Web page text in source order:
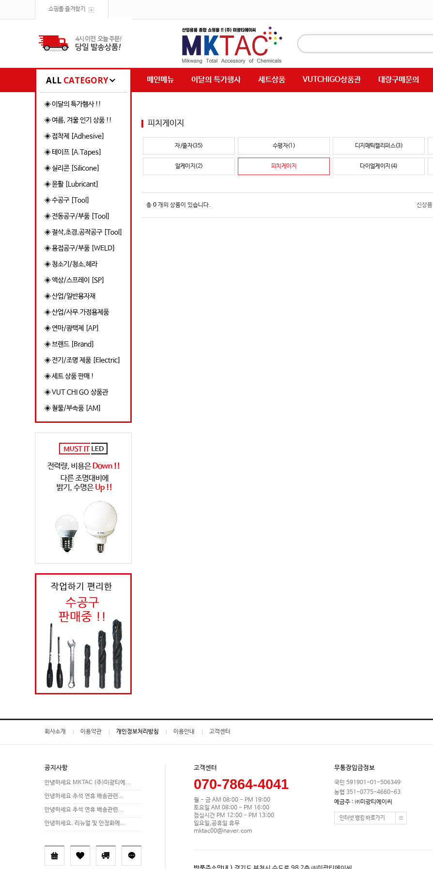
쇼핑몰 즐겨찾기
ALL CATEGORY 메인메뉴 이달의 특가행사 세트상품 VUTCHIGO상품관 대량구매문의
◈ 이달의 특가행사 !!
◈ 여름, 겨울 인기 상품 !!
◈ 접착제 [Adhesive]
◈ 테이프 [A.Tapes]
◈ 실리콘 [Silicone]
◈ 윤활 [Lubricant]
◈ 수공구 [Tool]
◈ 전동공구/부품 [Tool]
◈ 절삭,초경,공작공구 [Tool]
◈ 용접공구/부품 [WELD]
◈ 청소기/청소,헤라
◈ 액상/스프레이 [SP]
◈ 산업/일반용자재
◈ 산업/사무.가정용제품
◈ 연마/광택제 [AP]
◈ 브랜드 [Brand]
◈ 전기/조명 제품 [Electric]
◈ 세트 상품 판매 !
◈ VUT CHI GO 상품관
◈ 철물/부속품 [AM]
피치게이지
자/줄자(35) 수평자(1) 디지매틱캘리퍼스(3)
알게이지(2) 피치게이지 다이얼게이지(4)
총 0 개의 상품이 있습니다. 신상품
회사소개 이용약관 개인정보처리방침 이용안내 고객센터
공지사항
안녕하세요 MKTAC (주)미광티에...
안녕하세요 추석 연휴 배송관련...
안녕하세요 추석 연휴 배송관련...
안녕하세요. 리뉴얼 및 안정화에...
고객센터
070-7864-4041
월 - 금 AM 08:00 - PM 19:00
토요일 AM 08:00 - PM 16:00
점심시간 PM 12:00 - PM 13:00
일요일,공휴일 휴무
mktac00@naver.com
무통장입금정보
국민 591901-01-506349
농협 351-0775-4660-63
예금주 : ㈜미광티에이씨
인터넷 뱅킹 바로가기